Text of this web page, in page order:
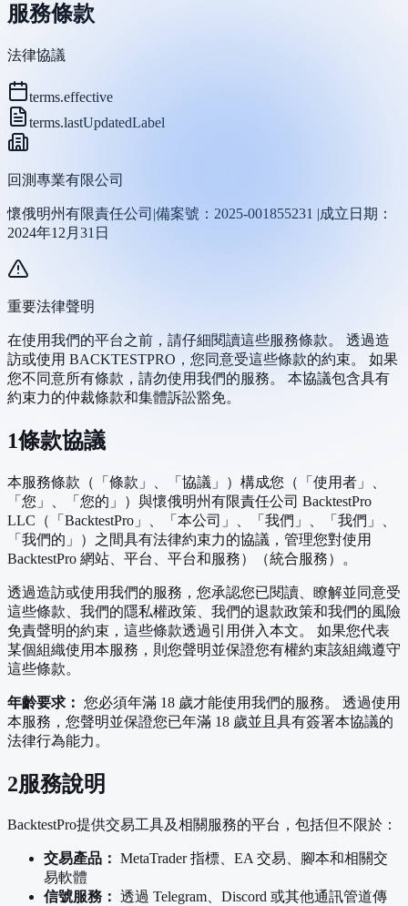
服務條款
法律協議
terms.effective
terms.lastUpdatedLabel
回測專業有限公司
懷俄明州有限責任公司|備案號：2025-001855231 |成立日期：
2024年12月31日
重要法律聲明
在使用我們的平台之前，請仔細閱讀這些服務條款。 透過造
訪或使用 BACKTESTPRO，您同意受這些條款的約束。 如果
您不同意所有條款，請勿使用我們的服務。 本協議包含具有
約束力的仲裁條款和集體訴訟豁免。
1條款協議
本服務條款（「條款」、「協議」）構成您（「使用者」、
「您」、「您的」）與懷俄明州有限責任公司 BacktestPro
LLC（「BacktestPro」、「本公司」、「我們」、「我們」、
「我們的」）之間具有法律約束力的協議，管理您對使用
BacktestPro 網站、平台、平台和服務）（統合服務）。
透過造訪或使用我們的服務，您承認您已閱讀、瞭解並同意受
這些條款、我們的隱私權政策、我們的退款政策和我們的風險
免責聲明的約束，這些條款透過引用併入本文。 如果您代表
某個組織使用本服務，則您聲明並保證您有權約束該組織遵守
這些條款。
年齡要求： 您必須年滿 18 歲才能使用我們的服務。 透過使用
本服務，您聲明並保證您已年滿 18 歲並且具有簽署本協議的
法律行為能力。
2服務說明
BacktestPro提供交易工具及相關服務的平台，包括但不限於：
交易產品： MetaTrader 指標、EA 交易、腳本和相關交
易軟體
信號服務： 透過 Telegram、Discord 或其他通訊管道傳